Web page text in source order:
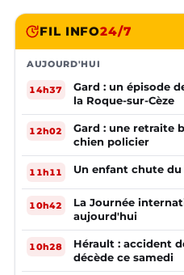
FIL INFO24/7
AUJOURD'HUI
14h37
Gard : un épisode
la Roque-sur-Cèze
12h02
Gard : une retraite
chien policier
11h11 Un enfant chute
10h42
La Journée
aujourd'hui
10h28
Hérault : accident
décède ce samedi